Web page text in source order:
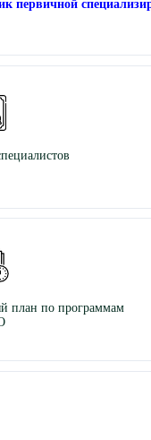
первичной
план по программам